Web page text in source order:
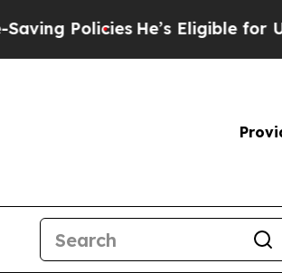
He’s Eligible for Up to $480,000